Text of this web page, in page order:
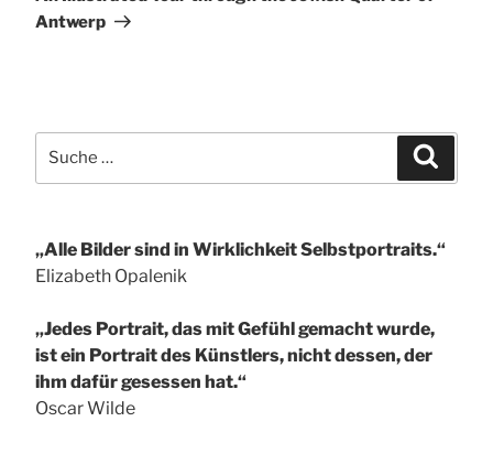
Antwerp
nach:
„Alle Bilder sind in Wirklichkeit Selbstportraits.“
Elizabeth Opalenik
„Jedes Portrait, das mit Gefühl gemacht wurde,
ist ein Portrait des Künstlers, nicht dessen, der
ihm dafür gesessen hat.“
Oscar Wilde